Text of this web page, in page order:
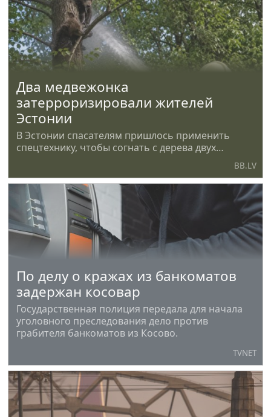
Два медвежонка
затерроризировали жителей
Эстонии
В Эстонии спасателям пришлось применить
спецтехнику, чтобы согнать с дерева двух
BB.LV
По делу о кражах из банкоматов
задержан косовар
Государственная полиция передала для начала
уголовного преследования дело против
грабителя банкоматов из Косово.
TVNET